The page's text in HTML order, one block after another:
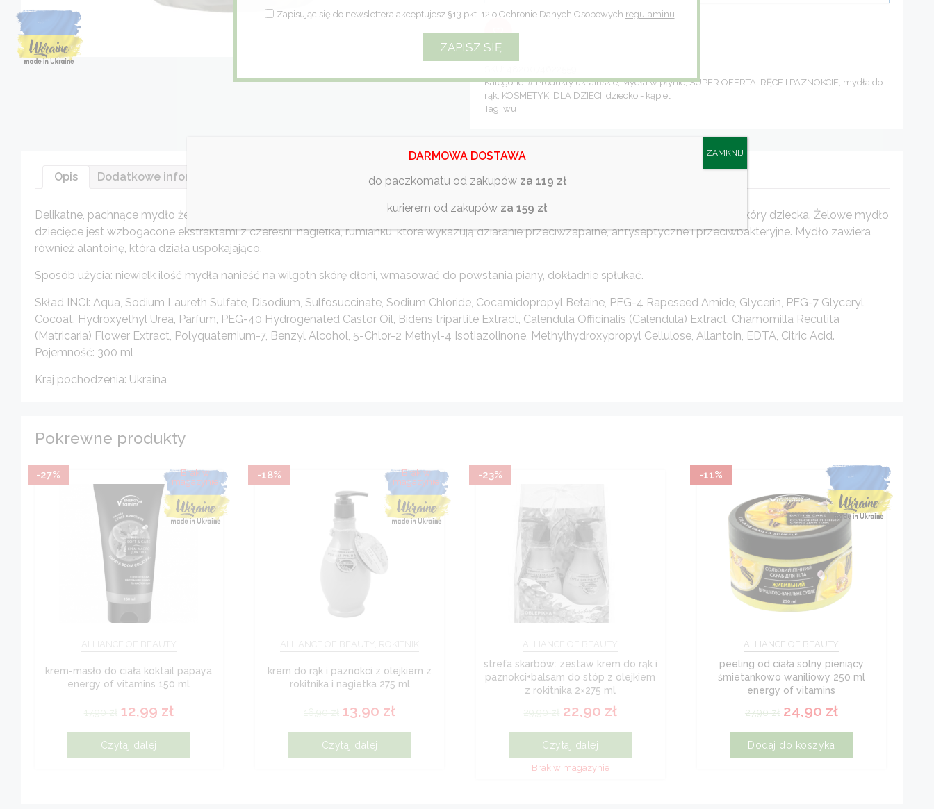
Kategorie:# Produkty ukraińskie,Mydła w płynie,SUPER OFERTA RĘCE I PAZNOKCIE mydła do
rąk KOSMETYKI DLA DZIECI ,dziecko - kąpiel
Tag:wu
Opis Dodatkowe informacje
Delikatne, pachnące mydło żelowe dokładnie oczyszcza skórę z zanieczyszczeń i bakterii, zapewniając higieniczną pielęgnację wrażliwej skóry dziecka. Żelowe mydło
dziecięce jest wzbogacone ekstraktami z czereśni, nagietka, rumianku, które wykazują działanie przeciwzapalne, antyseptyczne i przeciwbakteryjne. Mydło zawiera
również alantoinę, która działa uspokajająco.
Sposób użycia: niewielk ilość mydła nanieść na wilgotn skórę dłoni, wmasować do powstania piany, dokładnie spłukać.
Skład INCI: Aqua, Sodium Laureth Sulfate, Disodium, Sulfosuccinate, Sodium Chloride, Cocamidopropyl Betaine, PEG-4 Rapeseed Amide, Glycerin, PEG-7 Glyceryl
Cocoat, Hydroxyethyl Urea, Parfum, PEG-40 Hydrogenated Castor Oil, Bidens tripartite Extract, Calendula Officinalis (Calendula) Extract, Chamomilla Recutita
(Matricaria) Flower Extract, Polyquaternium-7, Benzyl Alcohol, 5-Chlor-2 Methyl-4 Isotiazolinone, Methylhydroxypropyl Cellulose, Allantoin, EDTA, Citric Acid.
Pojemność: 300 ml
Kraj pochodzenia: Ukraina
Pokrewne produkty
-27%
krem-masło do ciała koktail papaya
energy of vitamins 150 ml
12,99 zł
Czytaj dalej
-18%
krem do rąk i paznokci z olejkiem z
rokitnika i nagietka 275 ml
13,90 zł
Czytaj dalej
-23%
strefa skarbów: zestaw krem do rąk i
paznokci+balsam do stóp z olejkiem
z rokitnika 2×275 ml
22,90 zł
Czytaj dalej
-11%
ALLIANCE OF BEAUTY
peeling od ciała solny pieniący
śmietankowo waniliowy 250 ml
energy of vitamins
27,90zł 24,90 zł
Dodaj do koszyka
Zapisując się do newslettera akceptujesz §13 pkt. 12 o Ochronie Danych Osobowych regulaminu.
DARMOWA DOSTAWA
do paczkomatu od zakupów za 119 zł
kurierem od zakupów za 159 zł
ZAMKNIJ